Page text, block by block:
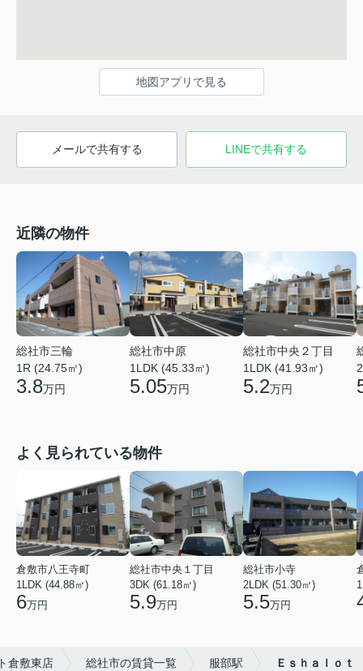
地図アプリで見る
メールで共有する LINEで共有する
近隣の物件
総社市三輪
1R (24.75㎡)
3.8万円
総社市中原
1LDK (45.33㎡)
5.05万円
総社市中央２丁目
1LDK (41.93㎡)
5.2万円
よく見られている物件
倉敷市八王寺町
1LDK (44.88㎡)
6万円
総社市中央１丁目
3DK (61.18㎡)
5.9万円
総社市小寺
2LDK (51.30㎡)
5.5万円
倉敷東店 総社市の賃貸一覧 服部駅 Ｅｓｈａｌｏｔ